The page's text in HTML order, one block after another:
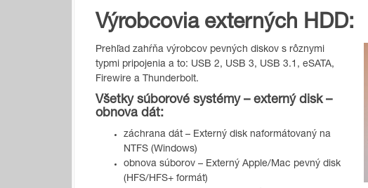
Výrobcovia externých HDD:
Prehľad zahŕňa výrobcov pevných diskov s rôznymi
typmi pripojenia a to: USB 2, USB 3, USB 3.1, eSATA,
Firewire a Thunderbolt.
Všetky súborové systémy – externý disk –
obnova dát:
záchrana dát – Externý disk naformátovaný na
NTFS (Windows)
obnova súborov – Externý Apple/Mac pevný disk
(HFS/HFS+ formát)